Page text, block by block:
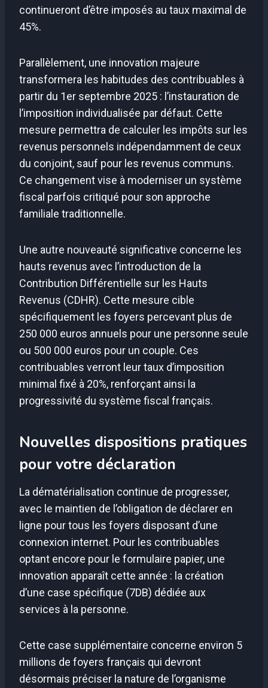
continueront d’être imposés au taux maximal de
45%.
Parallèlement, une innovation majeure
transformera les habitudes des contribuables à
partir du 1er septembre 2025 : l’instauration de
l’imposition individualisée par défaut. Cette
mesure permettra de calculer les impôts sur les
revenus personnels indépendamment de ceux
du conjoint, sauf pour les revenus communs.
Ce changement vise à moderniser un système
fiscal parfois critiqué pour son approche
familiale traditionnelle.
Une autre nouveauté significative concerne les
hauts revenus avec l’introduction de la
Contribution Différentielle sur les Hauts
Revenus (CDHR). Cette mesure cible
spécifiquement les foyers percevant plus de
250 000 euros annuels pour une personne seule
ou 500 000 euros pour un couple. Ces
contribuables verront leur taux d’imposition
minimal fixé à 20%, renforçant ainsi la
progressivité du système fiscal français.
Nouvelles dispositions pratiques
pour votre déclaration
La dématérialisation continue de progresser,
avec le maintien de l’obligation de déclarer en
ligne pour tous les foyers disposant d’une
connexion internet. Pour les contribuables
optant encore pour le formulaire papier, une
innovation apparaît cette année : la création
d’une case spécifique (7DB) dédiée aux
services à la personne.
Cette case supplémentaire concerne environ 5
millions de foyers français qui devront
désormais préciser la nature de l’organisme